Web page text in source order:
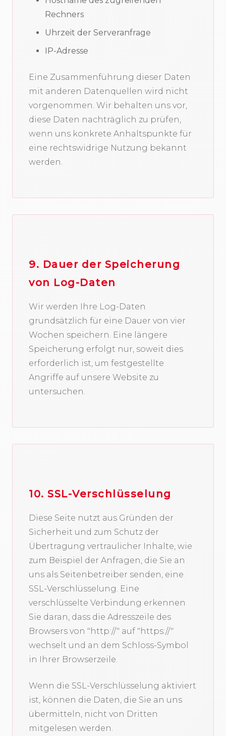
Rechners
Uhrzeit der Serveranfrage
IP-Adresse
Eine Zusammenführung dieser Daten
mit anderen Datenquellen wird nicht
vorgenommen. Wir behalten uns vor,
diese Daten nachträglich zu prüfen,
wenn uns konkrete Anhaltspunkte für
eine rechtswidrige Nutzung bekannt
werden.
9. Dauer der Speicherung
von Log-Daten
Wir werden Ihre Log-Daten
grundsätzlich für eine Dauer von vier
Wochen speichern. Eine längere
Speicherung erfolgt nur, soweit dies
erforderlich ist, um festgestellte
Angriffe auf unsere Website zu
untersuchen.
10. SSL-Verschlüsselung
Diese Seite nutzt aus Gründen der
Sicherheit und zum Schutz der
Übertragung vertraulicher Inhalte, wie
zum Beispiel der Anfragen, die Sie an
uns als Seitenbetreiber senden, eine
SSL-Verschlüsselung. Eine
verschlüsselte Verbindung erkennen
Sie daran, dass die Adresszeile des
Browsers von "http://" auf "https://"
wechselt und an dem Schloss-Symbol
in Ihrer Browserzeile.
Wenn die SSL-Verschlüsselung aktiviert
ist, können die Daten, die Sie an uns
übermitteln, nicht von Dritten
mitgelesen werden.